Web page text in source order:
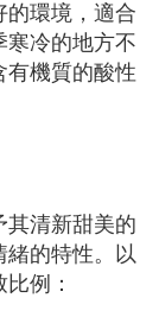
的環境，適合
寒冷的地方不
有機質的酸性
其清新甜美的
緒的特性。以
例：